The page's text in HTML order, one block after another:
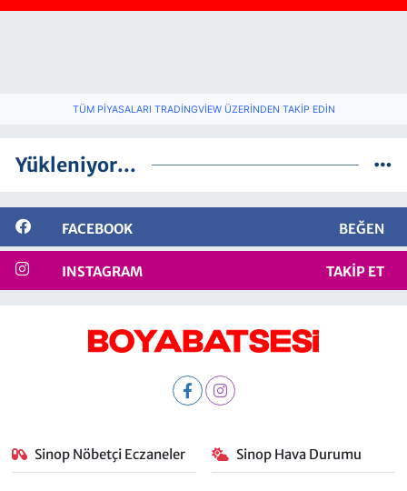
TÜM PIYASALARI TRADINGVIEW ÜZERINDEN TAKIP EDIN
Yükleniyor...
FACEBOOK BEĞEN
INSTAGRAM TAKIP ET
Sinop Nöbetçi Eczaneler Sinop Hava Durumu